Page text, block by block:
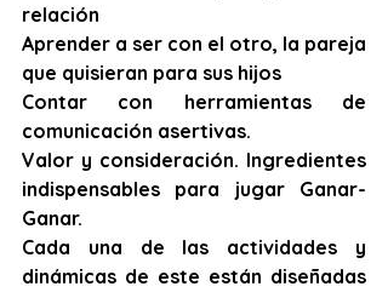
relación
Aprender a ser con el otro, la pareja
que quisieran para sus hijos
Contar con herramientas de
comunicación asertivas.
Valor y consideración. Ingredientes
indispensables para jugar Ganar-
Ganar.
Cada una de las actividades y
dinámicas de este están diseñadas